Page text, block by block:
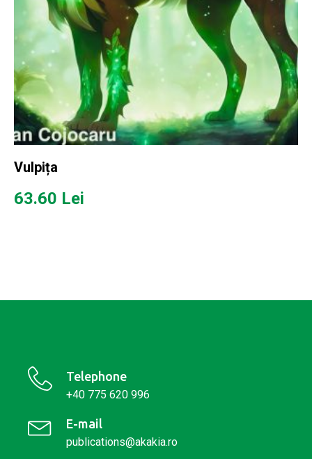
Vulpița
63.60 Lei
Telephone
+40 775 620 996
E-mail
publications@akakia.ro